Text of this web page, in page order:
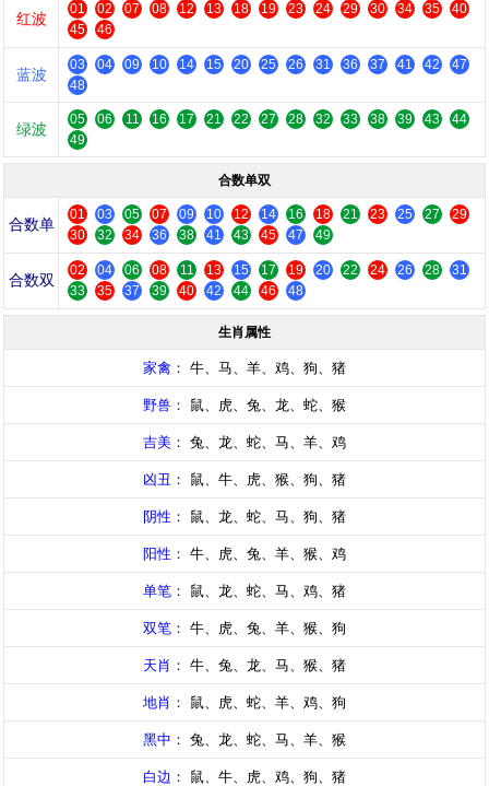
红波
01 02 07 08 12 13 18 19 23 24 29 30 34 35
40
45
46
蓝波
03 04 09 10 14 15 20 25 26 31 36 37 41 42
47
48
绿波
05 06 11 16 17 21 22 27 28 32 33 38 39 43
44
49
合数单双
合数单
01 03 05 07 09 10 12 14 16 18 21 23 25 27
29
30
32 34 36 38 41 43 45 47 49
合数双
02 04 06 08 11 13 15 17 19 20 22 24 26 28
31
33
35 37 39 40 42 44 46 48
生肖属性
家禽： 牛、马、羊、鸡、狗、猪
野兽： 鼠、虎、兔、龙、蛇、猴
吉美： 兔、龙、蛇、马、羊、鸡
凶丑： 鼠、牛、虎、猴、狗、猪
阴性： 鼠、龙、蛇、马、狗、猪
阳性： 牛、虎、兔、羊、猴、鸡
单笔： 鼠、龙、蛇、马、鸡、猪
双笔： 牛、虎、兔、羊、猴、狗
天肖： 牛、兔、龙、马、猴、猪
地肖： 鼠、虎、蛇、羊、鸡、狗
黑中： 兔、龙、蛇、马、羊、猴
白边： 鼠、牛、虎、鸡、狗、猪